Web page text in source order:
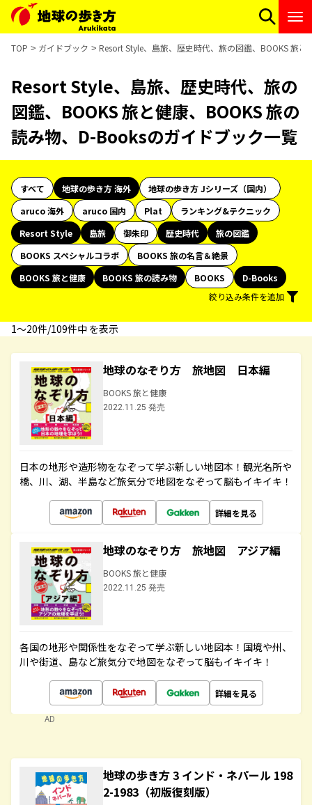
TOP ガイドブック Resort Style、島旅、歴史時代、旅の図鑑、BOOKS 旅
Resort Style、島旅、歴史時代、旅の
図鑑、BOOKS 旅と健康、BOOKS 旅の
読み物、D-Booksのガイドブック一覧
すべて 地球の歩き方 海外
地球の歩き方 Jシリーズ（国内）
aruco 海外
aruco 国内 Plat
ランキング&テクニック
Resort Style
島旅 御朱印 歴史時代
旅の図鑑
BOOKS スペシャルコラボ
BOOKS 旅の名言＆絶景
BOOKS 旅と健康
BOOKS 旅の読み物 BOOKS
D-Books
絞り込み条件を追加
1〜20件/109件中 を表示
地球のなぞり方 旅地図 日本編
BOOKS 旅と健康
2022.11.25 発売
日本の地形や造形物をなぞって学ぶ新しい地図本！観光名所や
橋、川、湖、半島など旅気分で地図をなぞって脳もイキイキ！
詳細を見る
地球のなぞり方 旅地図 アジア編
BOOKS 旅と健康
2022.11.25 発売
各国の地形や関係性をなぞって学ぶ新しい地図本！国境や州、
川や街道、島など旅気分で地図をなぞって脳もイキイキ！
詳細を見る
AD
地球の歩き方 3 インド・ネパール 198
2-1983（初版復刻版）